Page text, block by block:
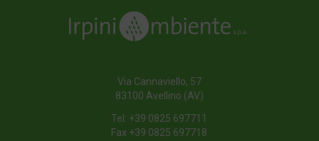
Via Cannaviello, 57
83100 Avellino (AV)
Tel: +39 0825 697711
Fax +39 0825 697718